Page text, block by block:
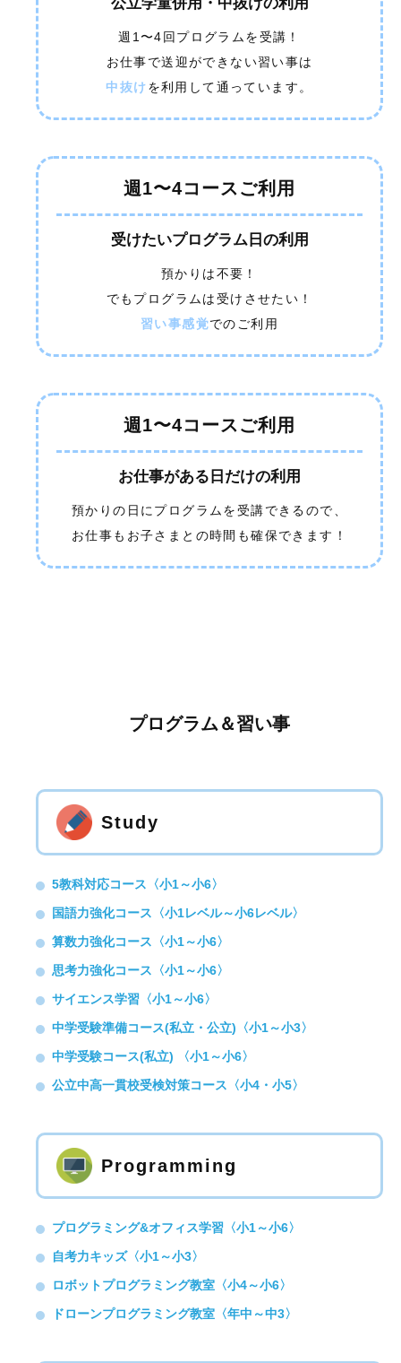
週1〜4回プログラムを受講！
お仕事で送迎ができない習い事は
中抜けを利用して通っています。
週1〜4コースご利用
受けたいプログラム日の利用
預かりは不要！
でもプログラムは受けさせたい！
習い事感覚でのご利用
週1〜4コースご利用
お仕事がある日だけの利用
預かりの日にプログラムを受講できるので、
お仕事もお子さまとの時間も確保できます！
プログラム＆習い事
Study
5教科対応コース〈小1～小6〉
国語力強化コース〈小1レベル～小6レベル〉
算数力強化コース〈小1～小6〉
思考力強化コース〈小1～小6〉
サイエンス学習〈小1～小6〉
中学受験準備コース(私立・公立)〈小1～小3〉
中学受験コース(私立) 〈小1～小6〉
公立中高一貫校受検対策コース〈小4・小5〉
Programming
プログラミング&オフィス学習〈小1～小6〉
自考力キッズ〈小1～小3〉
ロボットプログラミング教室〈小4～小6〉
ドローンプログラミング教室〈年中～中3〉